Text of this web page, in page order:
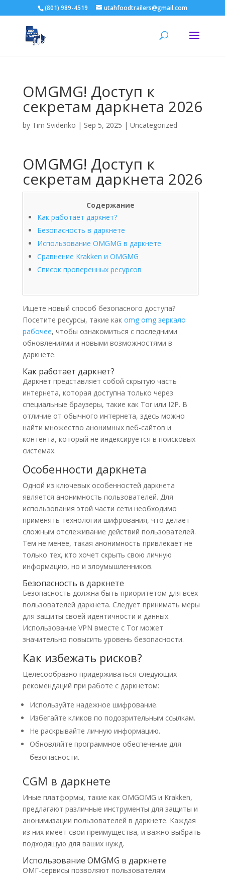
(801) 989-4519 utahfoodtrailers@gmail.com
OMGMG! Доступ к
секретам даркнета 2026
by Tim Svidenko | Sep 5, 2025 | Uncategorized
OMGMG! Доступ к
секретам даркнета 2026
Содержание
Как работает даркнет?
Безопасность в даркнете
Использование OMGMG в даркнете
Сравнение Krakken и OMGMG
Список проверенных ресурсов
Ищете новый способ безопасного доступа?
Посетите ресурсы, такие как omg omg зеркало
рабочее, чтобы ознакомиться с последними
обновлениями и новыми возможностями в
даркнете.
Как работает даркнет?
Даркнет представляет собой скрытую часть
интернета, которая доступна только через
специальные браузеры, такие как Tor или I2P. В
отличие от обычного интернета, здесь можно
найти множество анонимных веб-сайтов и
контента, который не индексируется в поисковых
системах.
Особенности даркнета
Одной из ключевых особенностей даркнета
является анонимность пользователей. Для
использования этой части сети необходимо
применять технологии шифрования, что делает
сложным отслеживание действий пользователей.
Тем не менее, такая анонимность привлекает не
только тех, кто хочет скрыть свою личную
информацию, но и злоумышленников.
Безопасность в даркнете
Безопасность должна быть приоритетом для всех
пользователей даркнета. Следует принимать меры
для защиты своей идентичности и данных.
Использование VPN вместе с Tor может
значительно повысить уровень безопасности.
Как избежать рисков?
Целесообразно придерживаться следующих
рекомендаций при работе с даркнетом:
Используйте надежное шифрование.
Избегайте кликов по подозрительным ссылкам.
Не раскрывайте личную информацию.
Обновляйте программное обеспечение для
безопасности.
CGM в даркнете
Иные платформы, такие как OMGOMG и Krakken,
предлагают различные инструменты для защиты и
анонимизации пользователей в даркнете. Каждая
из них имеет свои преимущества, и важно выбрать
подходящую для ваших нужд.
Использование OMGMG в даркнете
ОМГ-сервисы позволяют пользователям